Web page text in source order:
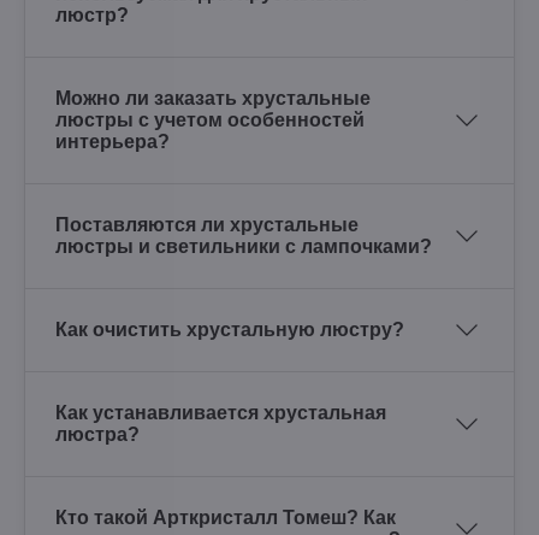
люстр?
Можно ли заказать хрустальные
люстры с учетом особенностей
интерьера?
Поставляются ли хрустальные
люстры и светильники с лампочками?
Как очистить хрустальную люстру?
Как устанавливается хрустальная
люстра?
Кто такой Арткристалл Томеш? Как